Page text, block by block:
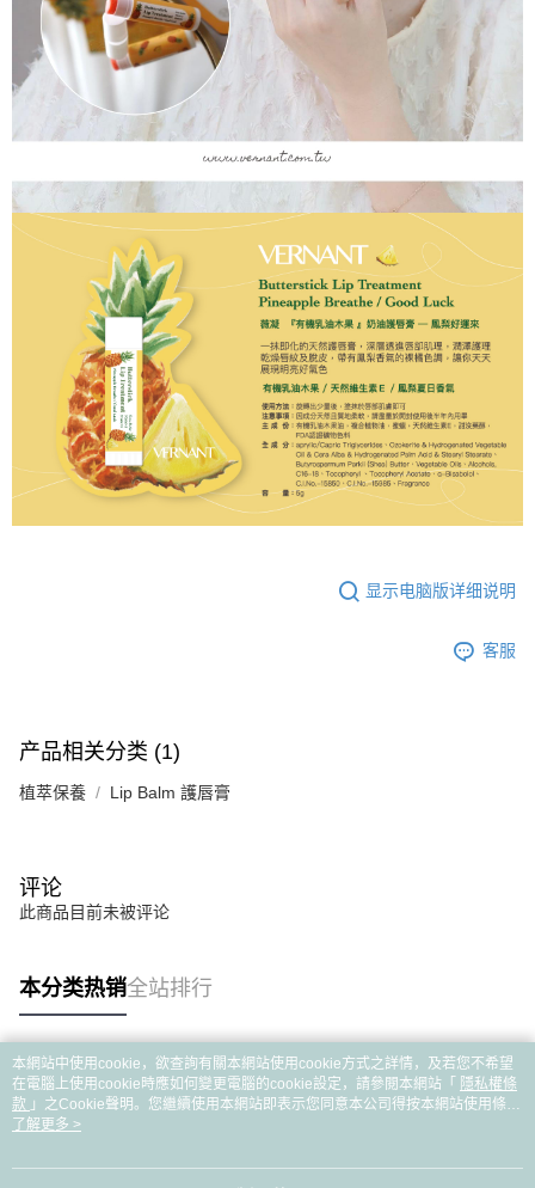
显示电脑版详细说明
客服
产品相关分类 (1)
植萃保養 Lip Balm 護唇膏
评论
此商品目前未被评论
本分类热销全站排行
热门标签
本網站中使用cookie，欲查詢有關本網站使用cookie方式之詳情，及若您不希望
在電腦上使用cookie時應如何變更電腦的cookie設定，請參閱本網站「 隱私權條
款 」之Cookie聲明。您繼續使用本網站即表示您同意本公司得按本網站使用條款
之Cookie聲明使用cookie。
了解更多 >